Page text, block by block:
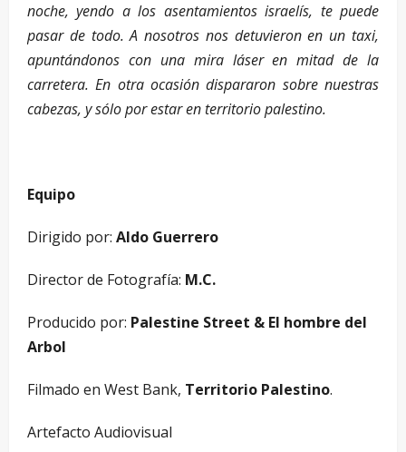
noche, yendo a los asentamientos israelís, te puede
pasar de todo. A nosotros nos detuvieron en un taxi,
apuntándonos con una mira láser en mitad de la
carretera. En otra ocasión dispararon sobre nuestras
cabezas, y sólo por estar en territorio palestino.
Equipo
Dirigido por: Aldo Guerrero
Director de Fotografía: M.C.
Producido por: Palestine Street & El hombre del
Arbol
Filmado en West Bank, Territorio Palestino.
Artefacto Audiovisual